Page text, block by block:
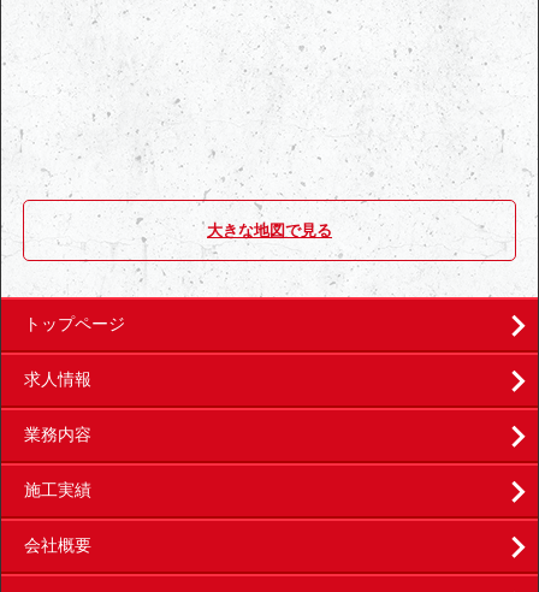
大きな地図で見る
トップページ
求人情報
業務内容
施工実績
会社概要